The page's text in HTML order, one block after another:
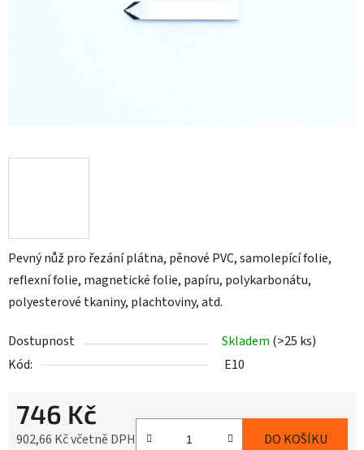
Pevný nůž pro řezání plátna, pěnové PVC, samolepící folie,
reflexní folie, magnetické folie, papíru, polykarbonátu,
polyesterové tkaniny, plachtoviny, atd.
Dostupnost Skladem (>25 ks)
Kód:
E10
746 Kč
902,66 Kč včetně DPH
DO KOŠÍKU